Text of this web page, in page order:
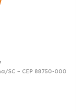
SC – CEP 88750-000